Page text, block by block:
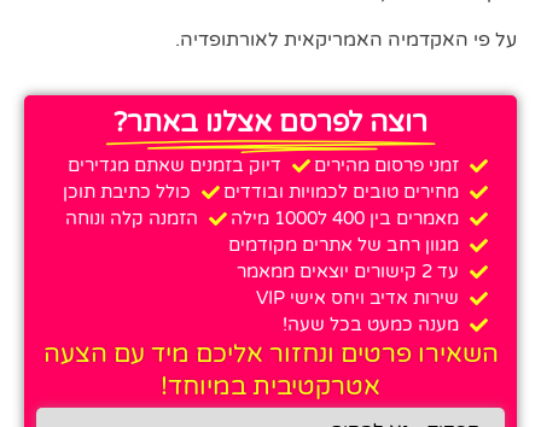
על פי האקדמיה האמריקאית לאורתופדיה.
רוצה לפרסם אצלנו באתר?
זמני פרסום מהירים
דיוק בזמנים שאתם מגדירים
מחירים טובים לכמויות ובודדים
כולל כתיבת תוכן
מאמרים בין 400 ל1000 מילה
הזמנה קלה ונוחה
מגוון רחב של אתרים מקודמים
עד 2 קישורים יוצאים ממאמר
שירות אדיב ויחס אישי VIP
מענה כמעט בכל שעה!
השאירו פרטים ונחזור אליכם מיד עם הצעה
אטרקטיבית במיוחד!